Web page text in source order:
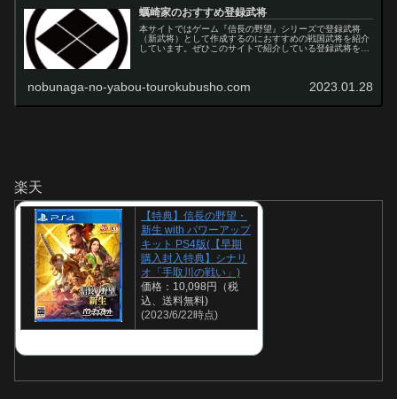
蠣崎家のおすすめ登録武将
本サイトではゲーム『信長の野望』シリーズで登録武将
（新武将）として作成するのにおすすめの戦国武将を紹介
しています。ぜひこのサイトで紹介している登録武将を信
nobunaga-no-yabou-tourokubusho.com 2023.01.28
楽天
【特典】信長の野望・
新生 with パワーアップ
キット PS4版(【早期
購入封入特典】シナリ
オ「手取川の戦い」)
価格：10,098円（税
込、送料無料)
(2023/6/22時点)